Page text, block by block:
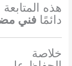
هذه
دائمًافني
خلاصة